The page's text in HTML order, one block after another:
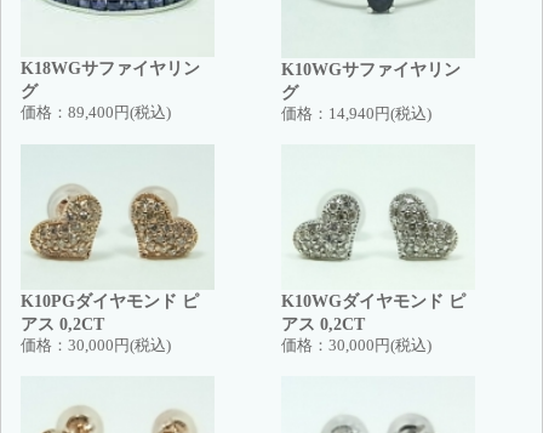
K18WGサファイヤリン
グ
価格： 89,400円(税込)
K10WGサファイヤリン
グ
価格： 14,940円(税込)
K10PGダイヤモンド ピ
アス 0,2CT
価格： 30,000円(税込)
K10WGダイヤモンド ピ
アス 0,2CT
価格： 30,000円(税込)